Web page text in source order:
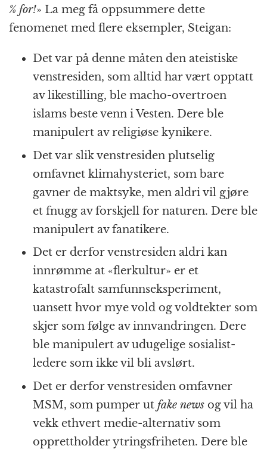
% for!» La meg få oppsummere dette
fenomenet med flere eksempler, Steigan:
Det var på denne måten den ateistiske
venstresiden, som alltid har vært opptatt
av likestilling, ble macho-overtroen
islams beste venn i Vesten. Dere ble
manipulert av religiøse kynikere.
Det var slik venstresiden plutselig
omfavnet klimahysteriet, som bare
gavner de maktsyke, men aldri vil gjøre
et fnugg av forskjell for naturen. Dere ble
manipulert av fanatikere.
Det er derfor venstresiden aldri kan
innrømme at «flerkultur» er et
katastrofalt samfunnseksperiment,
uansett hvor mye vold og voldtekter som
skjer som følge av innvandringen. Dere
ble manipulert av udugelige sosialist-
ledere som ikke vil bli avslørt.
Det er derfor venstresiden omfavner
MSM, som pumper ut fake news og vil ha
vekk ethvert medie-alternativ som
opprettholder ytringsfriheten. Dere ble